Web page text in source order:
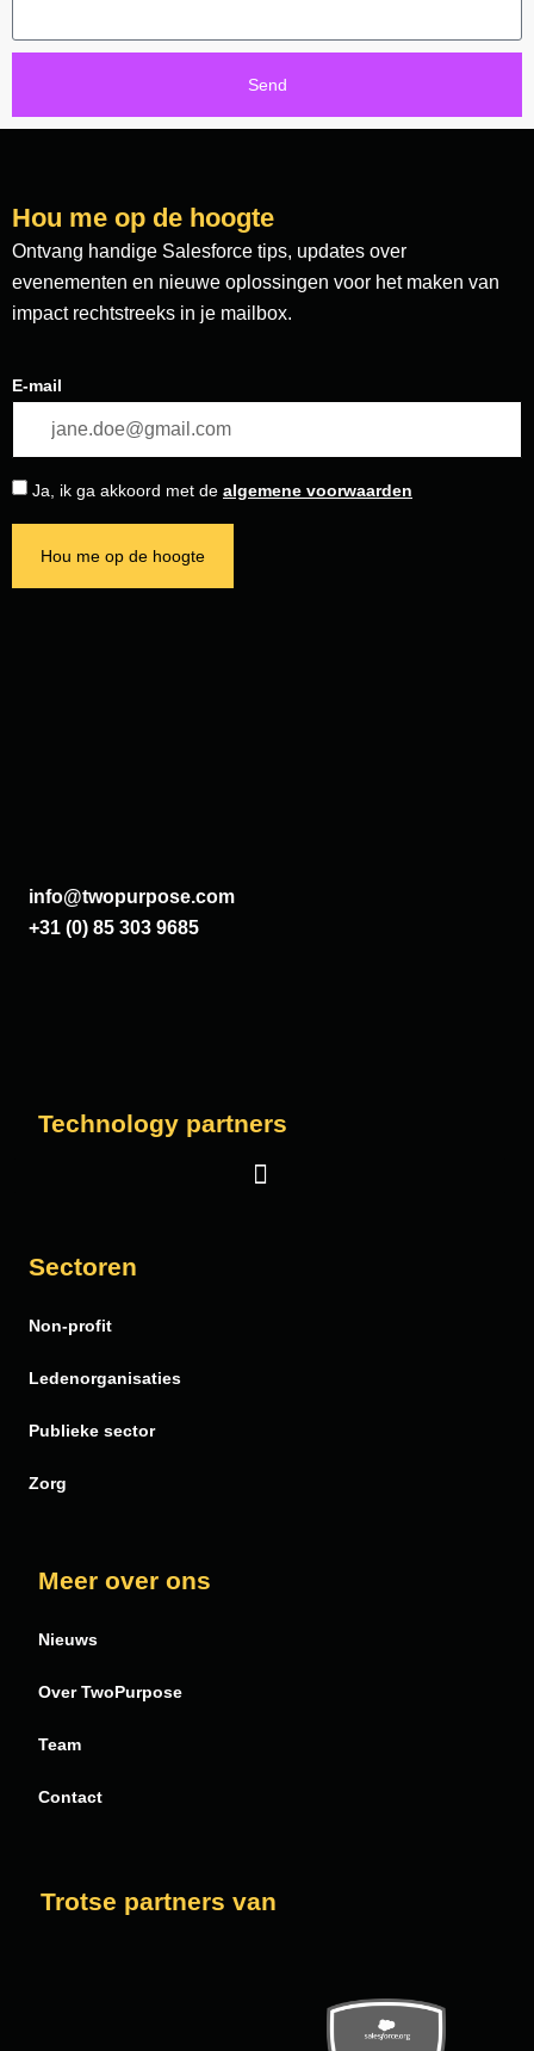
Send
Hou me op de hoogte
Ontvang handige Salesforce tips, updates over
evenementen en nieuwe oplossingen voor het maken van
impact rechtstreeks in je mailbox.
E-mail
Ja, ik ga akkoord met de algemene voorwaarden
Hou me op de hoogte
info@twopurpose.com
+31 (0) 85 303 9685
Technology partners
Sectoren
Non-profit
Ledenorganisaties
Publieke sector
Zorg
Meer over ons
Nieuws
Over TwoPurpose
Team
Contact
Trotse partners van